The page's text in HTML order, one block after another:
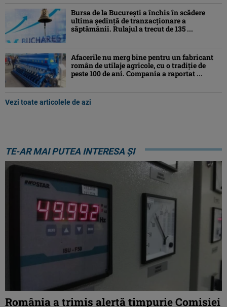
Bursa de la București a închis în scădere
ultima ședință de tranzacționare a
săptămânii. Rulajul a trecut de 135 ...
Afacerile nu merg bine pentru un fabricant
român de utilaje agricole, cu o tradiție de
peste 100 de ani. Compania a raportat ...
Vezi toate articolele de azi
TE-AR MAI PUTEA INTERESA ȘI
România a trimis alertă timpurie Comisiei